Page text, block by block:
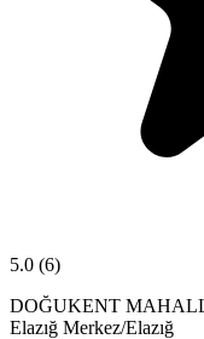
5.0 (6)
DOĞUKENT
Elazığ Merkez/Elazığ